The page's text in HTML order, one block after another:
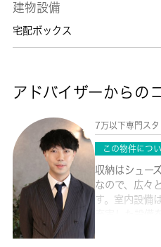
建物設備
宅配ボックス
アドバイザーからの
7万以下専門スタ
この物件につ
収納はシュー
なので、広々
す。室内設備
物件なので、